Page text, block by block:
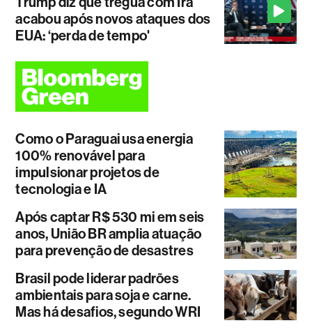
acabou após novos ataques dos
EUA: ‘perda de tempo'
Como o Paraguai usa energia
100% renovável para
impulsionar projetos de
tecnologia e IA
Após captar R$ 530 mi em seis
anos, União BR amplia atuação
para prevenção de desastres
Brasil pode liderar padrões
ambientais para soja e carne.
Mas há desafios, segundo WRI